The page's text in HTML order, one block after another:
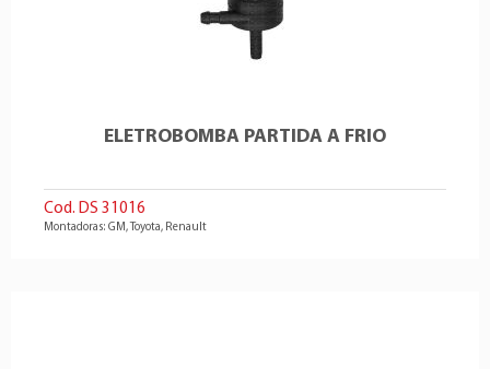
ELETROBOMBA PARTIDA A FRIO
Cod. DS 31016
Montadoras: GM, Toyota, Renault